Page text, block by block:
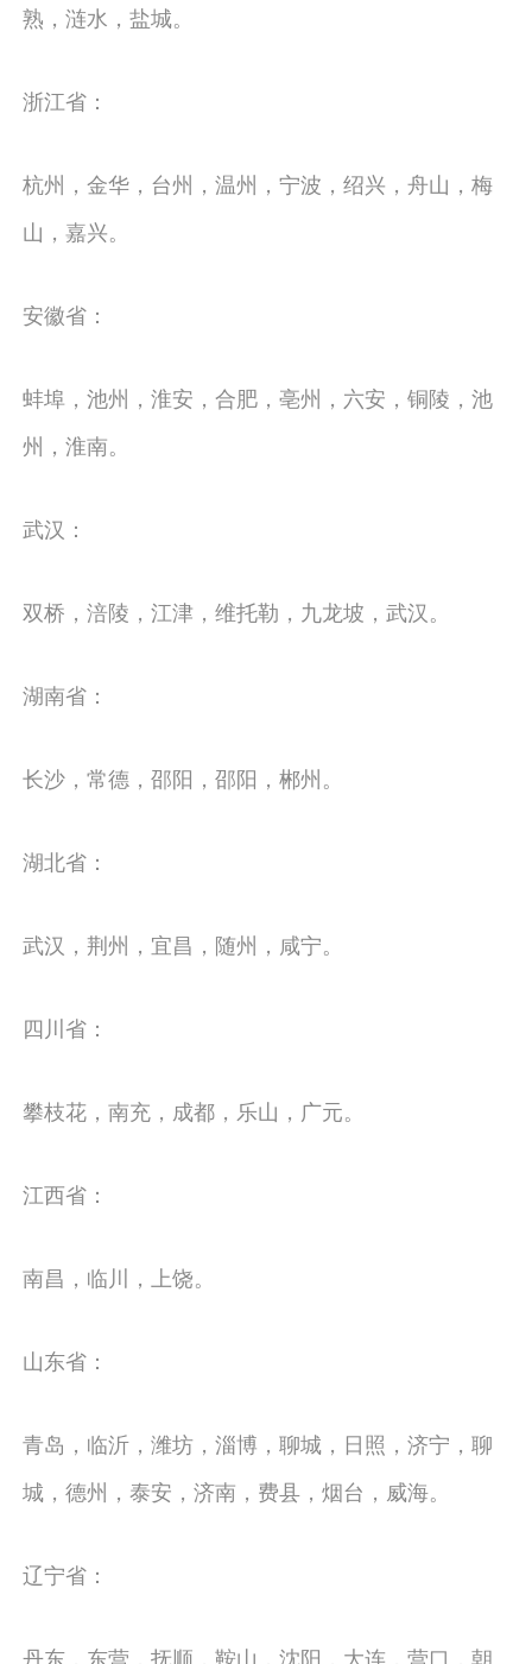
熟，涟水，盐城。
浙江省：
杭州，金华，台州，温州，宁波，绍兴，舟山，梅
山，嘉兴。
安徽省：
蚌埠，池州，淮安，合肥，亳州，六安，铜陵，池
州，淮南。
武汉：
双桥，涪陵，江津，维托勒，九龙坡，武汉。
湖南省：
长沙，常德，邵阳，邵阳，郴州。
湖北省：
武汉，荆州，宜昌，随州，咸宁。
四川省：
攀枝花，南充，成都，乐山，广元。
江西省：
南昌，临川，上饶。
山东省：
青岛，临沂，潍坊，淄博，聊城，日照，济宁，聊
城，德州，泰安，济南，费县，烟台，威海。
辽宁省：
丹东，东营，抚顺，鞍山，沈阳，大连，营口，朝